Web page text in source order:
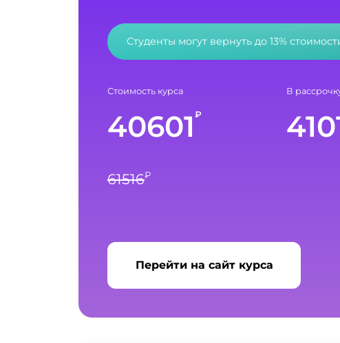
Студенты могут вернуть до 13%
Стоимость курса
40601 ₽
61516₽
В
Перейти на сайт курса